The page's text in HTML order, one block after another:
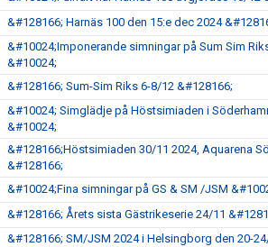
&#128166; Harnäs 100 den 15:e dec 2024
&#10024;Imponerande simningar på Sum Sim
&#10024;
&#128166; Sum-Sim Riks 6-8/12 &#128166;
&#10024; Simglädje på Höstsimiaden i
&#10024;
&#128166;Höstsimiaden 30/11 2024, Aquarena
&#128166;
&#10024;Fina simningar på GS & SM /JSM
&#128166; Årets sista Gästrikeserie 24/11
&#128166; SM/JSM 2024 i Helsingborg den 20-